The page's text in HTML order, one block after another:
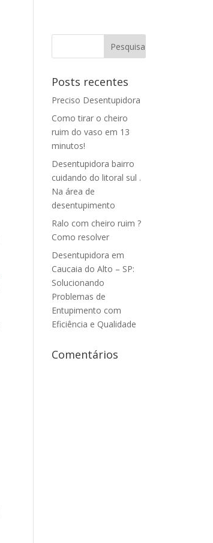
Posts recentes
Preciso Desentupidora
Como tirar o cheiro
ruim do vaso em 13
minutos!
Desentupidora bairro
cuidando do litoral sul .
Na área de
desentupimento
Ralo com cheiro ruim ?
Como resolver
Desentupidora em
Caucaia do Alto – SP:
Solucionando
Problemas de
Entupimento com
Eficiência e Qualidade
Comentários